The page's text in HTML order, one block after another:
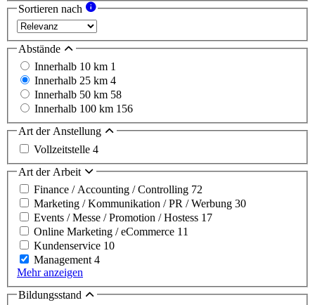
Sortieren nach
Abstände
Innerhalb 10 km 1
Innerhalb 25 km 4
Innerhalb 50 km 58
Innerhalb 100 km 156
Art der Anstellung
Vollzeitstelle 4
Art der Arbeit
Finance / Accounting / Controlling 72
Marketing / Kommunikation / PR / Werbung 30
Events / Messe / Promotion / Hostess 17
Online Marketing / eCommerce 11
Kundenservice 10
Management4
Mehr anzeigen
Bildungsstand